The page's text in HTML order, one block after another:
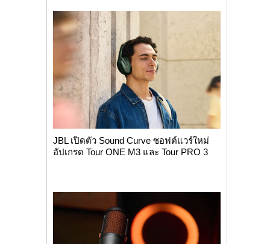
JBL เปิดตัว Sound Curve ซอฟต์แวร์ใหม่
อัปเกรด Tour ONE M3 และ Tour PRO 3